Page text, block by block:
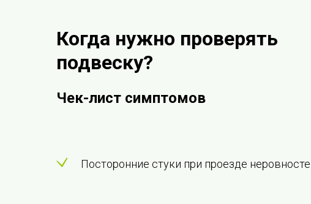
Когда нужно проверять
подвеску?
Чек-лист симптомов
Посторонние стуки при проезде